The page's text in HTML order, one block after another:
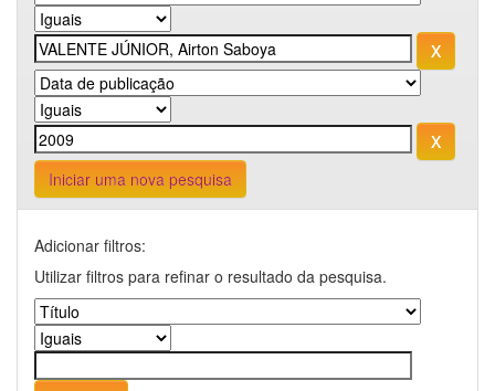
Iniciar uma nova pesquisa
Adicionar filtros:
Utilizar filtros para refinar o resultado da pesquisa.